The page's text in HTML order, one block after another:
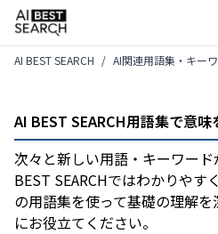
AI BEST SEARCH
AI関連用語集・キーワ
AI BEST SEARCH用語集で意味
次々と新しい用語・キーワー
BEST SEARCHではわかりやす
の用語集を使って基礎の理解
にお役立てください。